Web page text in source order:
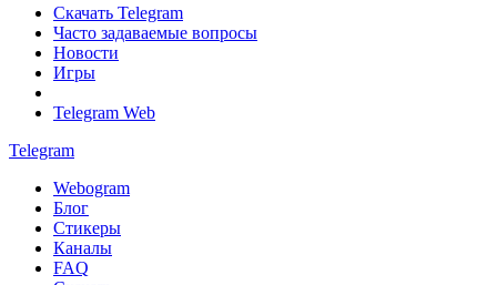
Скачать Telegram
Часто задаваемые вопросы
Новости
Игры
Telegram Web
Telegram
Webogram
Блог
Стикеры
Каналы
FAQ